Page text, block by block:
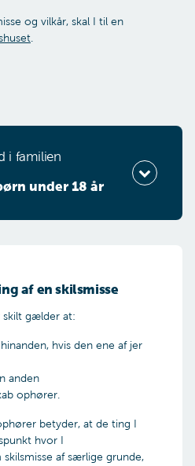
og vilkår, skal I til en
.
i familien
under 18 år
18 år?
af en skilsmisse
skilt gælder at:
hvis den ene af jer
anden
ophører.
betyder, at de ting I
hvor I
af særlige grunde,